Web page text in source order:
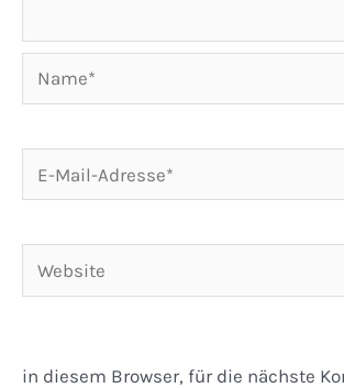
Name*
Mail-
Website
in diesem Browser, für die nächste